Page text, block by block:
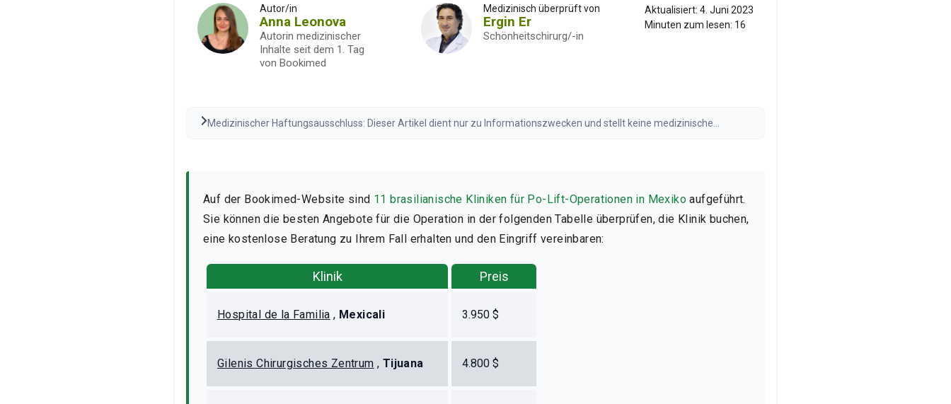
Autor/in
Anna Leonova
Autorin medizinischer
Inhalte seit dem 1. Tag
von Bookimed
Medizinisch überprüft von
Ergin Er
Schönheitschirurg/-in
Aktualisiert: 4. Juni 2023
Minuten zum lesen: 16
Medizinischer Haftungsausschluss: Dieser Artikel dient nur zu Informationszwecken und stellt keine medizinische
Auf der Bookimed-Website sind 11 brasilianische Kliniken für Po-Lift-Operationen in Mexiko aufgeführt.
Sie können die besten Angebote für die Operation in der folgenden Tabelle überprüfen, die Klinik buchen,
eine kostenlose Beratung zu Ihrem Fall erhalten und den Eingriff vereinbaren:
Klinik Preis
Hospital de la Familia , Mexicali 3.950 $
Gilenis Chirurgisches Zentrum , Tijuana 4.800 $